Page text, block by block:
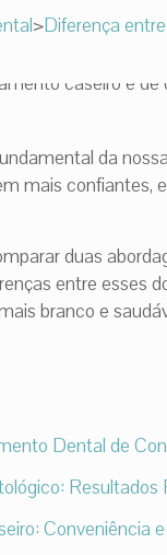
>Diferença
da
mais confiantes,
duas
entre esses
branco e
Dental de
Resultados
Conveniência